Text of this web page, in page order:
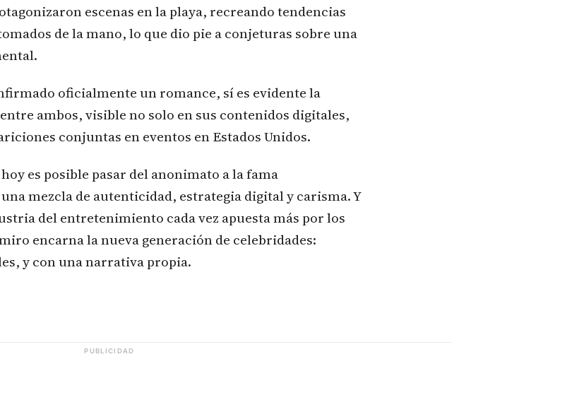
escenas en la playa, recreando tendencias
de la mano, lo que dio pie a conjeturas sobre una
oficialmente un romance, sí es evidente la
ambos, visible no solo en sus contenidos digitales,
conjuntas en eventos en Estados Unidos.
es posible pasar del anonimato a la fama
mezcla de autenticidad, estrategia digital y carisma. Y
del entretenimiento cada vez apuesta más por los
encarna la nueva generación de celebridades:
y con una narrativa propia.
PUBLICIDAD